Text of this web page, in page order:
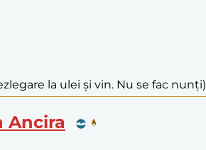
la ulei și vin. Nu se fac nunți)
Ancira